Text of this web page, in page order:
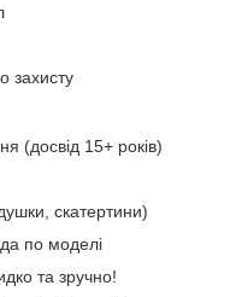
захисту
(досвід 15+ років)
скатертини)
по моделі
та зручно!